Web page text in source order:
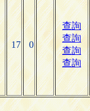
17 0
查詢
查詢
查詢
查詢